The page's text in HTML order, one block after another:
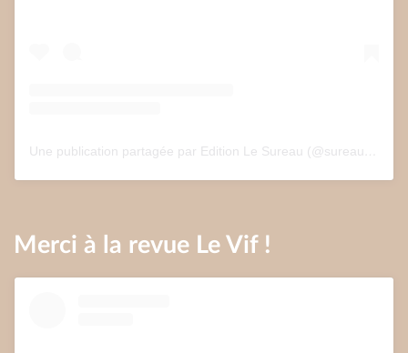
Merci à la revue Le Vif !